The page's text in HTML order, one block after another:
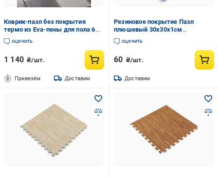
Коврик-пазл без покрытия
термо из Eva-пены для пола 6
пазлов площадь покрытия 2,16
м2 толщина 1 см 60х60 см
оценить
1 140 ₴/шт.
Привезём Доставим
Резиновое покрытие Пазл
плюшевый 30х30х1см
Фиолетовый (SW-00002086)
оценить
60 ₴/шт.
Доставим